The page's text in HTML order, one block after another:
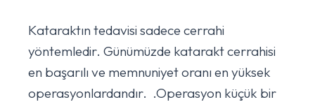
Kataraktın tedavisi sadece cerrahi
yöntemledir. Günümüzde katarakt cerrahisi
en başarılı ve memnuniyet oranı en yüksek
operasyonlardandır. .Operasyon küçük bir